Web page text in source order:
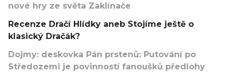
nové hry ze světa Zaklínače
Recenze Dračí Hlídky aneb Stojíme ještě o
klasický Dračák?
Dojmy: deskovka Pán prstenů: Putování po
Středozemi je povinností fanoušků předlohy